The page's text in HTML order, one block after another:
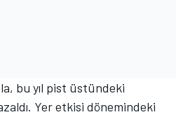
bu yıl pist üstündeki
Yer etkisi dönemindeki